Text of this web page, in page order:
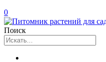
0
Поиск